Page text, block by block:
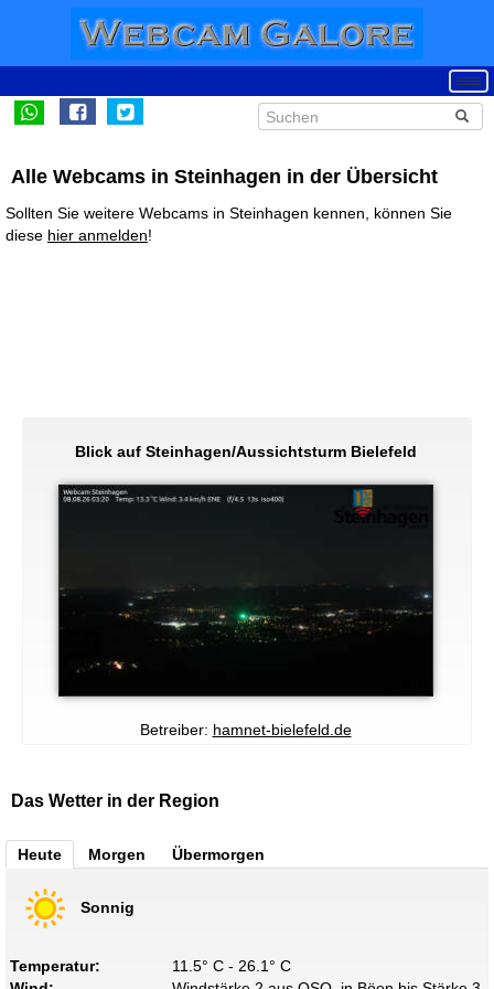
Alle Webcams in Steinhagen in der Übersicht
Sollten Sie weitere Webcams in Steinhagen kennen, können Sie
diese hier anmelden!
Blick auf Steinhagen/Aussichtsturm Bielefeld
Betreiber: hamnet-bielefeld.de
Das Wetter in der Region
Heute Morgen Übermorgen
Sonnig
Temperatur:
11.5° C - 26.1° C